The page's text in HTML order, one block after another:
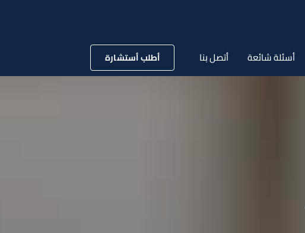
أسئلة شائعة أتصل بنا أطلب أستشارة